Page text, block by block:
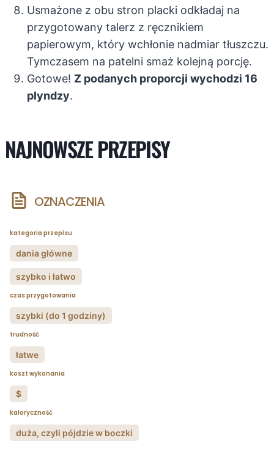
Usmażone z obu stron placki odkładaj na
przygotowany talerz z ręcznikiem
papierowym, który wchłonie nadmiar tłuszczu.
Tymczasem na patelni smaż kolejną porcję.
Gotowe! Z podanych proporcji wychodzi 16
plyndzy.
NAJNOWSZE PRZEPISY
OZNACZENIA
kategoria przepisu
dania główne
szybko i łatwo
czas przygotowania
szybki (do 1 godziny)
trudność
łatwe
koszt wykonania
$
kaloryczność
duża, czyli pójdzie w boczki